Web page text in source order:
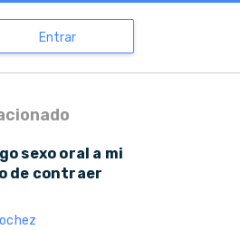
Entrar
sexo oral a mi
de contraer